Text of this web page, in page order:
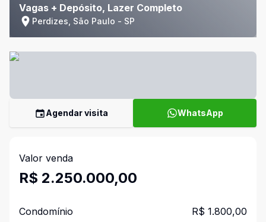
Vagas + Depósito, Lazer Completo
Perdizes, São Paulo - SP
Agendar visita WhatsApp
Valor venda
R$ 2.250.000,00
Condomínio R$ 1.800,00